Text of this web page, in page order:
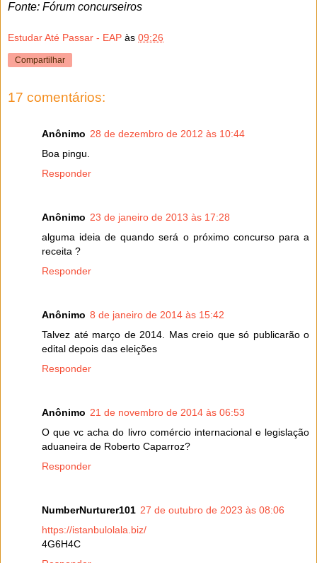
Fonte: Fórum concurseiros
Estudar Até Passar - EAP às 09:26
Compartilhar
17 comentários:
Anônimo 28 de dezembro de 2012 às 10:44
Boa pingu.
Responder
Anônimo 23 de janeiro de 2013 às 17:28
alguma ideia de quando será o próximo concurso para a
receita ?
Responder
Anônimo 8 de janeiro de 2014 às 15:42
Talvez até março de 2014. Mas creio que só publicarão o
edital depois das eleições
Responder
Anônimo 21 de novembro de 2014 às 06:53
O que vc acha do livro comércio internacional e legislação
aduaneira de Roberto Caparroz?
Responder
NumberNurturer101 27 de outubro de 2023 às 08:06
https://istanbulolala.biz/
4G6H4C